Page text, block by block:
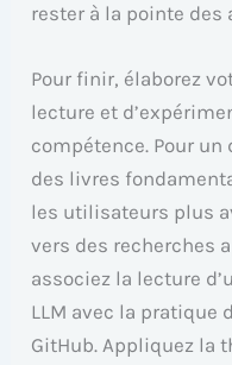
rester à la pointe des
Pour finir, élaborez
lecture et
compétence. Pour
des livres
les utilisateurs plus
vers des recherches
associez la lecture
LLM avec la pratique
GitHub. Appliquez la